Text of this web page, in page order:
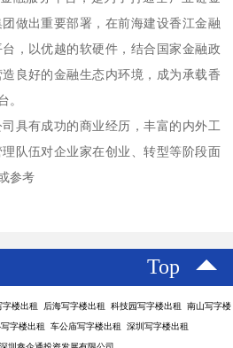
做出重要部署，在前海建设香江金融
，以优越的软硬件，结合国家金融政
良好的金融生态内环境，成为承载香
。
具有成功的商业经历，丰富的内外工
队伍对企业家在创业、转型等阶段面
参考
Top
楼出租 后海写字楼出租 科技园写字楼出租 南山写字楼
字楼出租 车公庙写字楼出租 深圳写字楼出租